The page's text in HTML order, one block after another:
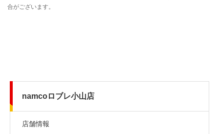
namcoロブレ小山店
店舗情報